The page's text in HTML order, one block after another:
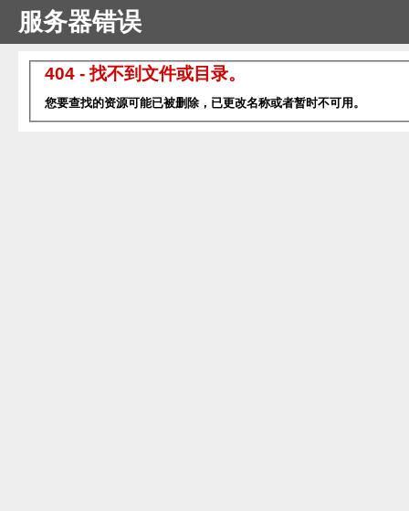
服务器错误
404 - 找不到文件或目录。
您要查找的资源可能已被删除，已更改名称或者暂时不可用。